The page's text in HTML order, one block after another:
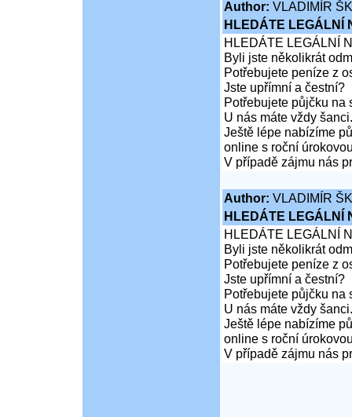
Author: VLADIMÍR
HLEDÁTE LEGÁLNÍ
HLEDÁTE LEGÁLNÍ
Byli jste několikrát
Potřebujete peníze z
Jste upřímní a čestní?
Potřebujete půjčku na
U nás máte vždy šanci.
Ještě lépe nabízíme
online s roční
V případě zájmu nás
Author: VLADIMÍR
HLEDÁTE LEGÁLNÍ
HLEDÁTE LEGÁLNÍ
Byli jste několikrát
Potřebujete peníze z
Jste upřímní a čestní?
Potřebujete půjčku na
U nás máte vždy šanci.
Ještě lépe nabízíme
online s roční
V případě zájmu nás